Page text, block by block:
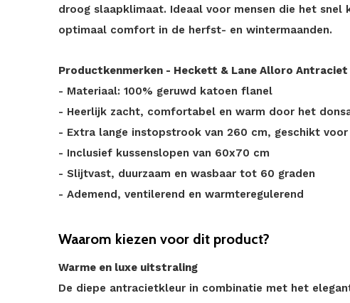
droog slaapklimaat. Ideaal voor mensen die het snel
optimaal comfort in de herfst- en wintermaanden.
Productkenmerken - Heckett & Lane Alloro Antraciet
- Materiaal: 100% geruwd katoen flanel
- Heerlijk zacht, comfortabel en warm door het
- Extra lange instopstrook van 260 cm, geschikt
- Inclusief kussenslopen van 60x70 cm
- Slijtvast, duurzaam en wasbaar tot 60 graden
- Ademend, ventilerend en warmteregulerend
Waarom kiezen voor dit product?
Warme en luxe uitstraling
De diepe antracietkleur in combinatie met het